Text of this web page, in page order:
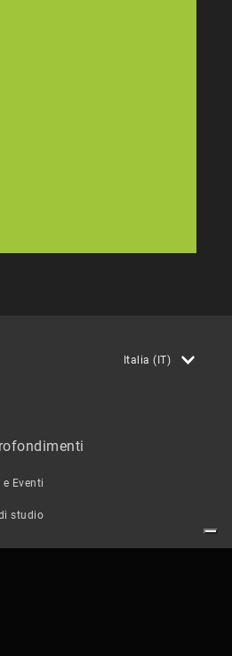
Italia (IT)
e Eventi
studio